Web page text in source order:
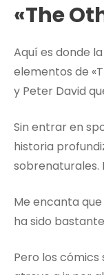
«The
Aquí es donde
elementos de
y Peter David
Sin entrar en
historia
sobrenaturales.
Me encanta
ha sido
Pero los cómics